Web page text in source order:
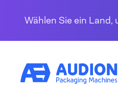
Wählen Sie ein